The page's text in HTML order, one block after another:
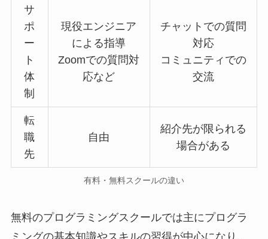
サ
ポ
ー
ト
体
制
現役エンジニア
による指導
Zoomでの質問対
応など
チャットでの質問
対応
コミュニティでの
交流
転
職
先
自由
紹介先が限られる
場合がある
有料・無料スクールの違い
無料のプログラミングスクールでは主にプログラ
ミングの基本知識やスキルの習得が中心になり、